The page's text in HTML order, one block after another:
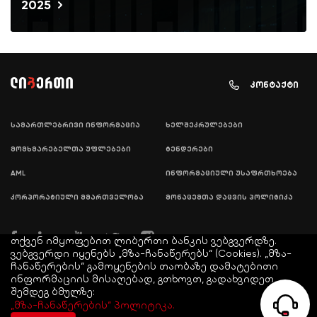
2025
კონტაქტი
სამართლებრივი ინფორმაცია ხელშეკრულებები
მომხმარებელთა უფლებები ტენდერები
AML ინფორმაციული უსაფრთხოება
კორპორატიული მმართველობა მონაცემთა დაცვის პოლიტიკა
© COPYRIGHT LIBERTY 2021
თქვენ იმყოფებით ლიბერთი ბანკის ვებგვერდზე.
ვებგვერდი იყენებს „მზა-ჩანაწერებს“ (Cookies). „მზა-
ჩანაწერების“ გამოყენების თაობაზე დამატებითი
ინფორმაციის მისაღებად, გთხოვთ, გადახვიდეთ
შემდეგ ბმულზე:
„მზა-ჩანაწერების“ პოლიტიკა.